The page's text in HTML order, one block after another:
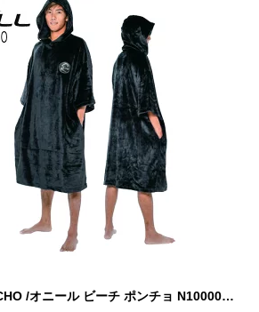
O'neill BEACH PONCHO /オニール ビーチ ポンチョ N100001 着替え 海 サーフィン 防寒